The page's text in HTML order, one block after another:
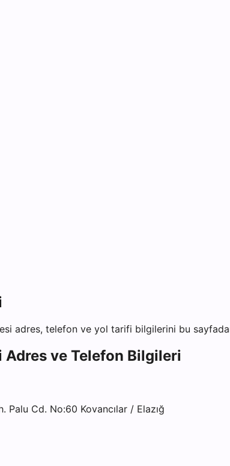
adres, telefon ve yol tarifi bilgilerini bu
Adres ve Telefon Bilgileri
Palu Cd. No:60 Kovancılar / Elazığ